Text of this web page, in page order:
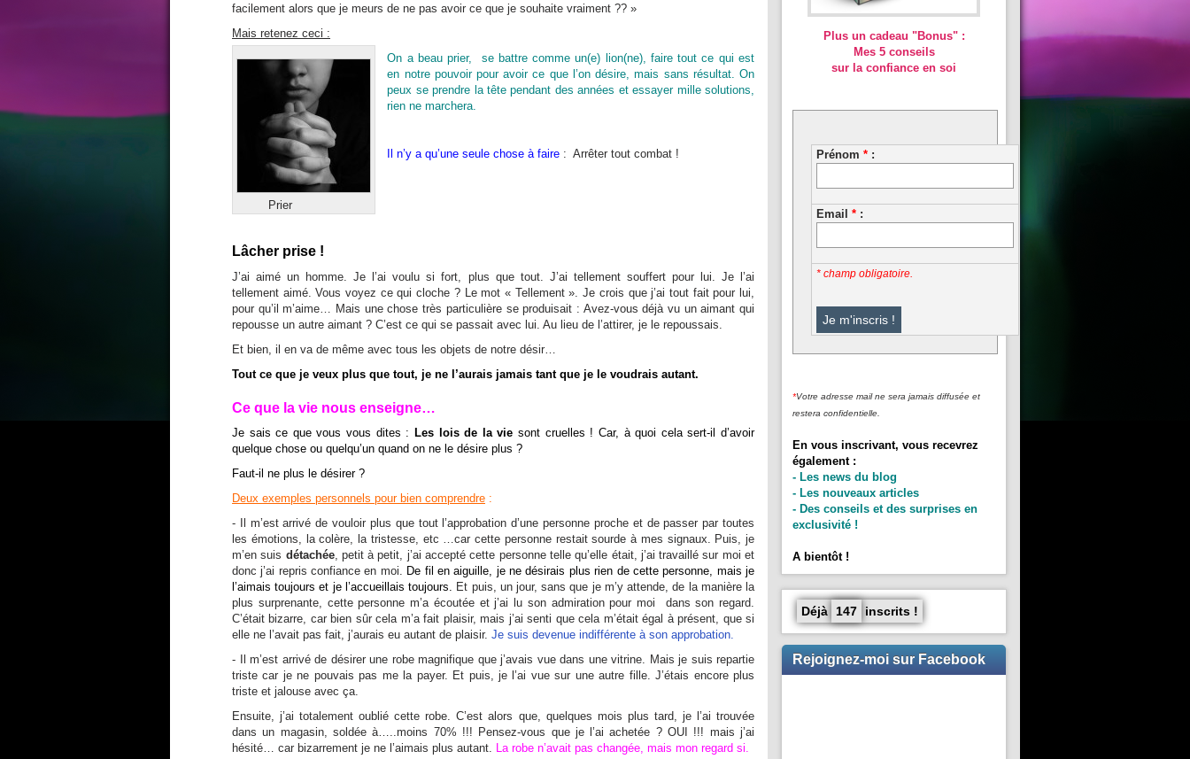
facilement alors que je meurs de ne pas avoir ce que je souhaite vraiment ?? »
Mais retenez ceci :
Prier
On a beau prier, se battre comme un(e) lion(ne), faire tout ce qui est
en notre pouvoir pour avoir ce que l’on désire, mais sans résultat. On
peux se prendre la tête pendant des années et essayer mille solutions,
rien ne marchera.
Il n’y a qu’une seule chose à faire : Arrêter tout combat !
Lâcher prise !
J’ai aimé un homme. Je l’ai voulu si fort, plus que tout. J’ai tellement souffert pour lui. Je l’ai
tellement aimé. Vous voyez ce qui cloche ? Le mot « Tellement ». Je crois que j’ai tout fait pour lui,
pour qu’il m’aime… Mais une chose très particulière se produisait : Avez-vous déjà vu un aimant qui
repousse un autre aimant ? C’est ce qui se passait avec lui. Au lieu de l’attirer, je le repoussais.
Et bien, il en va de même avec tous les objets de notre désir…
Tout ce que je veux plus que tout, je ne l’aurais jamais tant que je le voudrais autant.
Ce que la vie nous enseigne…
Je sais ce que vous vous dites : Les lois de la vie sont cruelles ! Car, à quoi cela sert-il d’avoir
quelque chose ou quelqu’un quand on ne le désire plus ?
Faut-il ne plus le désirer ?
Deux exemples personnels pour bien comprendre :
- Il m’est arrivé de vouloir plus que tout l’approbation d’une personne proche et de passer par toutes
les émotions, la colère, la tristesse, etc …car cette personne restait sourde à mes signaux. Puis, je
m’en suis détachée, petit à petit, j’ai accepté cette personne telle qu’elle était, j’ai travaillé sur moi et
donc j’ai repris confiance en moi. De fil en aiguille, je ne désirais plus rien de cette personne, mais je
l’aimais toujours et je l’accueillais toujours. Et puis, un jour, sans que je m’y attende, de la manière la
plus surprenante, cette personne m’a écoutée et j’ai lu son admiration pour moi dans son regard.
C’était bizarre, car bien sûr cela m’a fait plaisir, mais j’ai senti que cela m’était égal à présent, que si
elle ne l’avait pas fait, j’aurais eu autant de plaisir. Je suis devenue indifférente à son approbation.
- Il m’est arrivé de désirer une robe magnifique que j’avais vue dans une vitrine. Mais je suis repartie
triste car je ne pouvais pas me la payer. Et puis, je l’ai vue sur une autre fille. J’étais encore plus
triste et jalouse avec ça.
Ensuite, j’ai totalement oublié cette robe. C’est alors que, quelques mois plus tard, je l’ai trouvée
dans un magasin, soldée à…..moins 70% !!! Pensez-vous que je l’ai achetée ? OUI !!! mais j’ai
hésité… car bizarrement je ne l’aimais plus autant. La robe n’avait pas changée, mais mon regard si.
Plus un cadeau "Bonus" :
Mes 5 conseils
sur la confiance en soi
Prénom * :
Email * :
* champ obligatoire.
*Votre adresse mail ne sera jamais diffusée et
restera confidentielle.
En vous inscrivant, vous recevrez
également :
- Les news du blog
- Les nouveaux articles
- Des conseils et des surprises en
exclusivité !
A bientôt !
Déjà 147 inscrits !
Rejoignez-moi sur Facebook